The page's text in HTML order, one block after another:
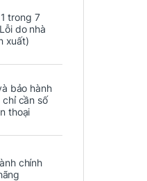
trong 7
do nhà
xuất)
bảo hành
cần số
thoại
chính